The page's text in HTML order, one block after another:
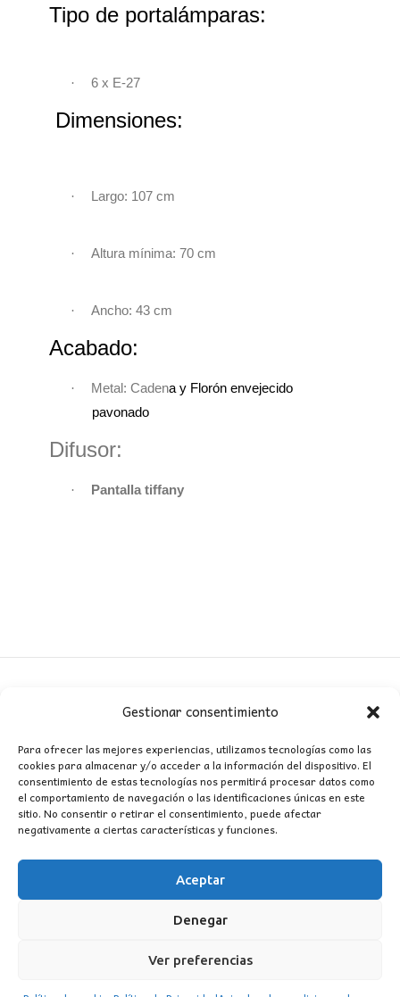
Gestionar consentimiento
Para ofrecer las mejores experiencias, utilizamos tecnologías como las
cookies para almacenar y/o acceder a la información del dispositivo. El
consentimiento de estas tecnologías nos permitirá procesar datos como
el comportamiento de navegación o las identificaciones únicas en este
sitio. No consentir o retirar el consentimiento, puede afectar
negativamente a ciertas características y funciones.
Aceptar
Denegar
Ver preferencias
Tipo de portalámparas:
· 6 x E-27
Dimensiones:
· Largo: 107 cm
· Altura mínima: 70 cm
· Ancho: 43 cm
Acabado:
· Metal: Cadena y Florón envejecido
pavonado
Difusor:
· Pantalla tiffany
MI CUENTA
INFORMACIÓN
WhatsApp
TikTok
Instagram
© 2016 . Todos los derechos reservados.